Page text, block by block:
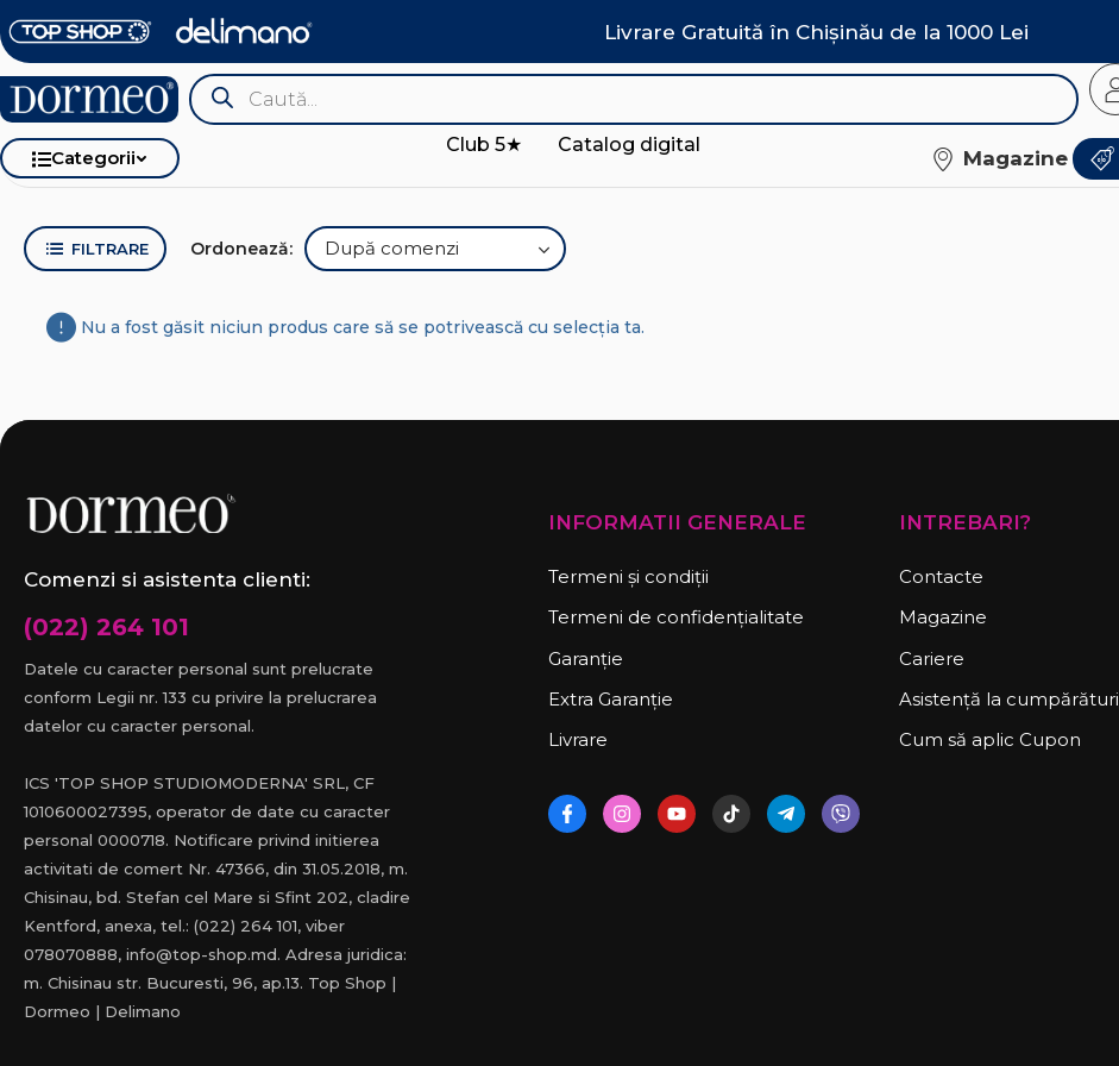
Livrare Gratuită în Chișinău de la 1000 Lei
Categorii
Club 5★ Catalog digital
Magazine
FILTRARE Ordonează:
Nu a fost găsit niciun produs care să se potrivească cu selecția ta.
Comenzi si asistenta clienti:
(022) 264 101
Datele cu caracter personal sunt prelucrate
conform Legii nr. 133 cu privire la prelucrarea
datelor cu caracter personal.
ICS 'TOP SHOP STUDIOMODERNA' SRL, CF
1010600027395, operator de date cu caracter
personal 0000718. Notificare privind initierea
activitati de comert Nr. 47366, din 31.05.2018, m.
Chisinau, bd. Stefan cel Mare si Sfint 202, cladire
Kentford, anexa, tel.: (022) 264 101, viber
078070888, info@top-shop.md. Adresa juridica:
m. Chisinau str. Bucuresti, 96, ap.13. Top Shop |
Dormeo | Delimano
INFORMATII GENERALE
Termeni și condiții
Termeni de confidențialitate
Garanție
Extra Garanție
Livrare
INTREBARI?
Contacte
Magazine
Cariere
Asistență la cumpărături
Cum să aplic Cupon